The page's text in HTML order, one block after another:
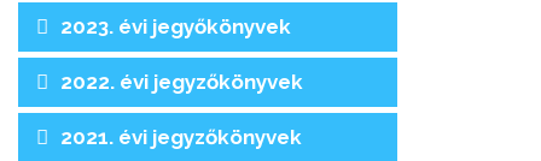
2023. évi jegyőkönyvek
2022. évi jegyzőkönyvek
2021. évi jegyzőkönyvek